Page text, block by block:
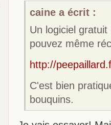
caine a écrit :
Un logiciel
pouvez même
http://
C'est bien
bouquins.